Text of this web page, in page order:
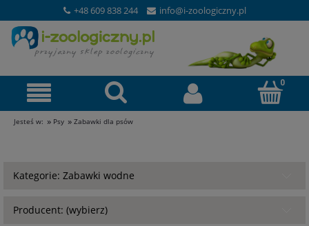
+48 609 838 244 info@i-zoologiczny.pl
Jesteś w: » Psy » Zabawki dla psów
Kategorie: Zabawki wodne
Producent: (wybierz)